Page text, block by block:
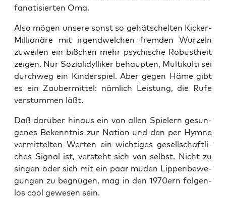
fana­ti­sier­ten Oma.
Also mögen unse­re sonst so gehät­schel­ten Kicker-
Mil­lio­nä­re mit irgend­wel­chen frem­den Wur­zeln
zuwei­len ein biß­chen mehr psy­chi­sche Robust­heit
zei­gen. Nur Sozi­al­i­dyl­li­ker behaup­ten, Mul­ti­kul­ti sei
durch­weg ein Kin­der­spiel. Aber gegen Häme gibt
es ein Zau­ber­mit­tel: näm­lich Leis­tung, die Rufe
ver­stum­men läßt.
Daß dar­über hin­aus ein von allen Spie­lern gesun­
ge­nes Bekennt­nis zur Nati­on und den per Hym­ne
ver­mit­tel­ten Wer­ten ein wich­ti­ges gesell­schaft­li­
ches Signal ist, ver­steht sich von selbst. Nicht zu
sin­gen oder sich mit ein paar müden Lip­pen­be­we­
gun­gen zu begnü­gen, mag in den 1970ern fol­gen­
los cool gewe­sen sein.